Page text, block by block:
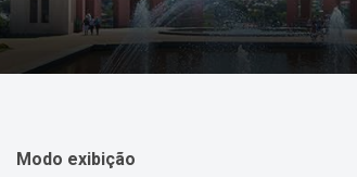
Modo exibição